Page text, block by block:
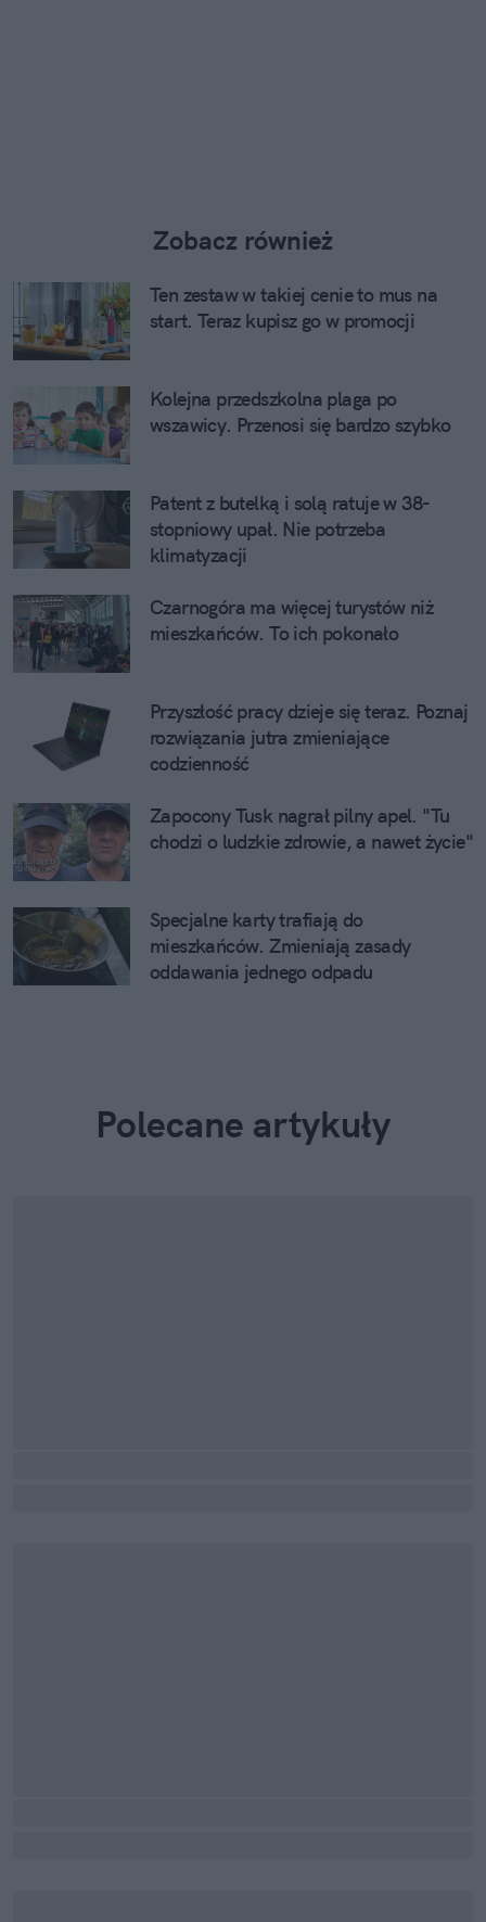
Zobacz również
Ten zestaw w takiej cenie to mus na
start. Teraz kupisz go w promocji
Kolejna przedszkolna plaga po
wszawicy. Przenosi się bardzo szybko
Patent z butelką i solą ratuje w 38-
stopniowy upał. Nie potrzeba
klimatyzacji
Czarnogóra ma więcej turystów niż
mieszkańców. To ich pokonało
Przyszłość pracy dzieje się teraz. Poznaj
rozwiązania jutra zmieniające
codzienność
Zapocony Tusk nagrał pilny apel. "Tu
chodzi o ludzkie zdrowie, a nawet życie"
Specjalne karty trafiają do
mieszkańców. Zmieniają zasady
oddawania jednego odpadu
Polecane artykuły